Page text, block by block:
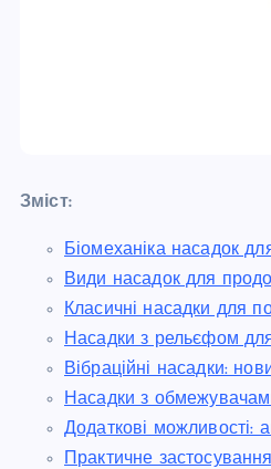
Зміст:
Біомеханіка насадок
Види насадок для
Класичні насадки для
Насадки з рельєфом для
Вібраційні насадки:
Насадки з
Додаткові можливості:
Практичне